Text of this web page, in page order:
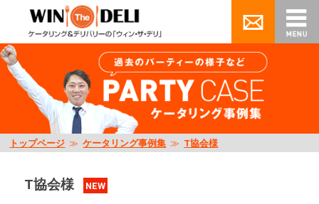
トップページ ≫ケータリング事例集 ≫ T協会様
T協会様 NEW